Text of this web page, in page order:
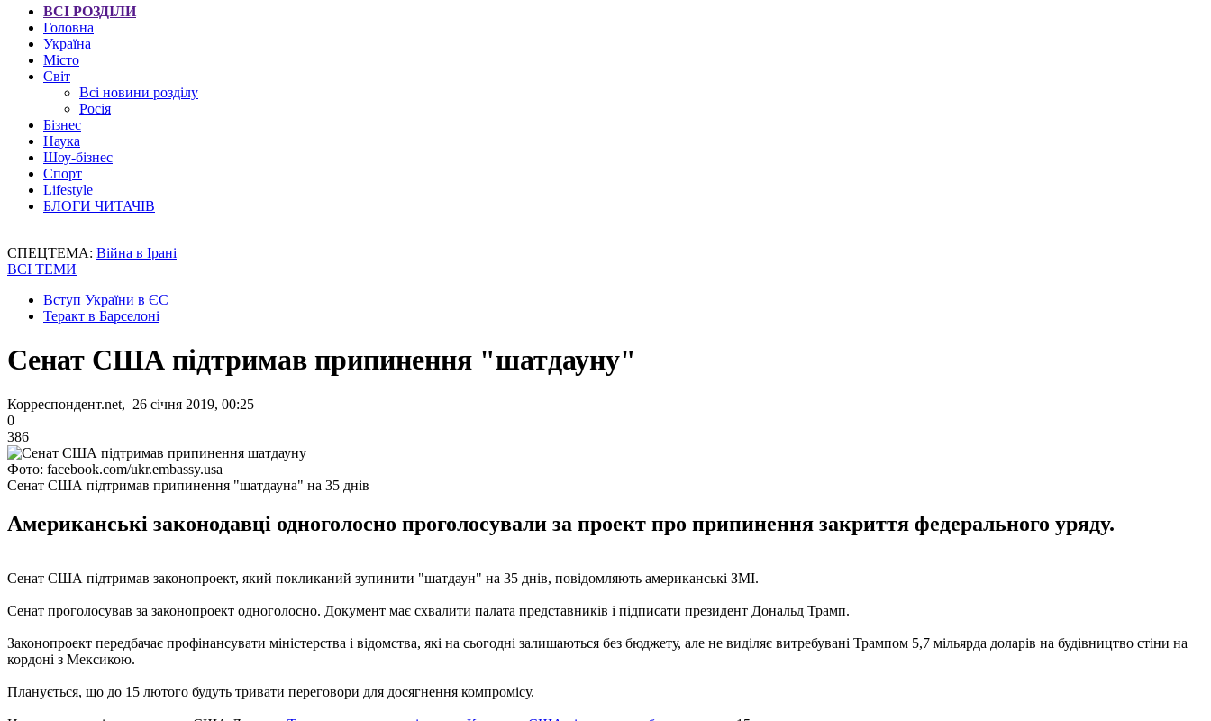
ВСІ РОЗДІЛИ
Головна
Україна
Місто
Світ
Всі новини розділу
Росія
Бізнес
Наука
Шоу-бізнес
Спорт
Lifestyle
БЛОГИ ЧИТАЧІВ
СПЕЦТЕМА: Війна в Ірані
ВСІ ТЕМИ
Вступ України в ЄС
Теракт в Барселоні
Сенат США підтримав припинення "шатдауну"
Корреспондент.net, 26 січня 2019, 00:25
0
386
Фото: facebook.com/ukr.embassy.usa
Сенат США підтримав припинення "шатдауна" на 35 днів
Американські законодавці одноголосно проголосували за проект про припинення закриття федерального уряду.
Сенат США підтримав законопроект, який покликаний зупинити "шатдаун" на 35 днів, повідомляють американські ЗМІ.
Сенат проголосував за законопроект одноголосно. Документ має схвалити палата представників і підписати президент Дональд Трамп.
Законопроект передбачає профінансувати міністерства і відомства, які на сьогодні залишаються без бюджету, але не виділяє витребувані Трампом 5,7 мільярда доларів на будівництво стіни на
кордоні з Мексикою.
Планується, що до 15 лютого будуть тривати переговори для досягнення компромісу.